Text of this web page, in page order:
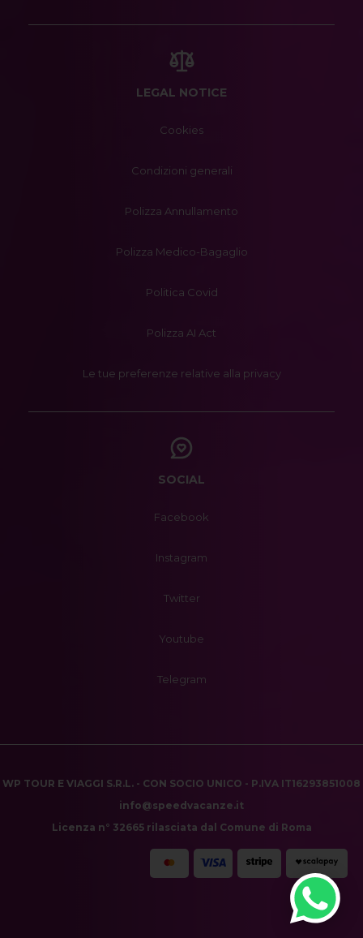
LEGAL NOTICE
Cookies
Condizioni generali
Polizza Annullamento
Polizza Medico-Bagaglio
Politica Covid
Polizza AI Act
Le tue preferenze relative alla privacy
SOCIAL
Facebook
Instagram
Twitter
Youtube
Telegram
WP TOUR E VIAGGI S.R.L. - CON SOCIO UNICO - P.IVA IT16293851008
info@speedvacanze.it
Licenza n° 32665 rilasciata dal Comune di Roma